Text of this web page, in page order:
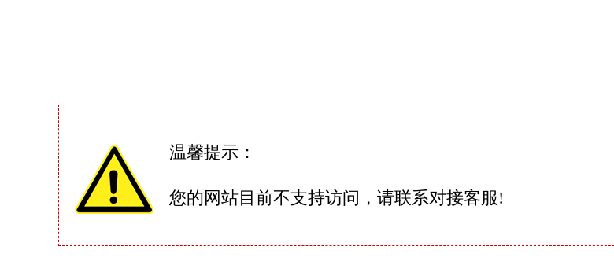
温馨提示：
您的网站目前不支持访问，请联系对接客服!